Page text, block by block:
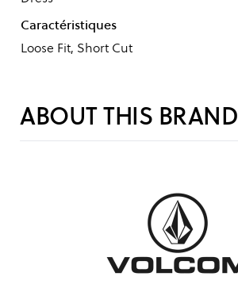
Caractéristiques
Loose Fit, Short Cut
ABOUT THIS BRAND